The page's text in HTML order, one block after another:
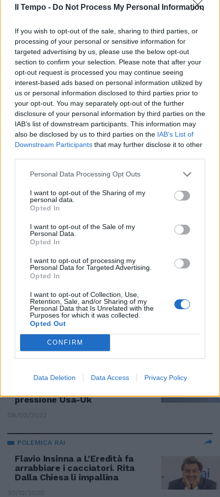
Il Tempo - Do Not Process My Personal Information
If you wish to opt-out of the sale, sharing to third parties, or
processing of your personal or sensitive information for
targeted advertising by us, please use the below opt-out
section to confirm your selection. Please note that after your
opt-out request is processed you may continue seeing
interest-based ads based on personal information utilized by
us or personal information disclosed to third parties prior to
your opt-out. You may separately opt-out of the further
disclosure of your personal information by third parties on the
IAB’s list of downstream participants. This information may
also be disclosed by us to third parties on the IAB’s List of
Downstream Participants that may further disclose it to other
Personal Data Processing Opt Outs
I want to opt-out of the Sharing of my
personal data.
Opted In
I want to opt-out of the Sale of my
Personal Data.
Opted In
I want to opt-out of processing my
Personal Data for Targeted Advertising.
Opted In
I want to opt-out of Collection, Use,
Retention, Sale, and/or Sharing of my
Personal Data that Is Unrelated with the
Purposes for which it was collected.
Opted Out
CONFIRM
Data Deletion Data Access Privacy Policy
essere mangiati"
EUROFIGHTER
Ritrovato il corpo del pilota del
caccia precipitato a Trapani:
schianto fatale
14/12/2022
ESERCITAZIONE MILITARE
Prove di guerra nei cieli della
Puglia: così ci si difende dai russi
22/11/2022
GIOCHI DI GUERRA IN POLONIA
ravvicinati con i caccia italiani.
Giochi di guerra in Polonia
EUROFIGHTER
Allarme nei cieli italiani: l'aereo
non risponde, decollo immediato
dei caccia Nato
08/09/2022
La Polonia cambia
clamorosamente idea: darà i
pressione Usa-Uk
08/03/2022
POLEMICA RAI
Flavio Insinna a L'Eredità fa
arrabbiare i cacciatori. Rita
Dalla Chiesa li impallina
30/12/2020